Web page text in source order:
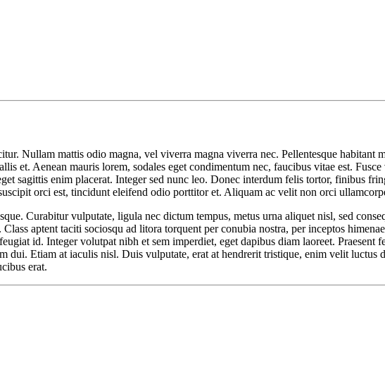
Nullam mattis odio magna, vel viverra magna viverra nec. Pellentesque habitant
et. Aenean mauris lorem, sodales eget condimentum nec, faucibus vitae est.
sagittis enim placerat. Integer sed nunc leo. Donec interdum felis tortor, finibus
orci est, tincidunt eleifend odio porttitor et. Aliquam ac velit non orci
Curabitur vulputate, ligula nec dictum tempus, metus urna aliquet nisl, sed
aptent taciti sociosqu ad litora torquent per conubia nostra, per inceptos
id. Integer volutpat nibh et sem imperdiet, eget dapibus diam laoreet.
dui. Etiam at iaculis nisl. Duis vulputate, erat at hendrerit tristique, enim velit luctus
erat.